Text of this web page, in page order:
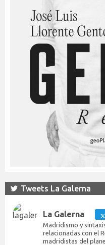
Tweets La Galerna
La Galerna
Madridismo y
relacionadas con el
madridistas del